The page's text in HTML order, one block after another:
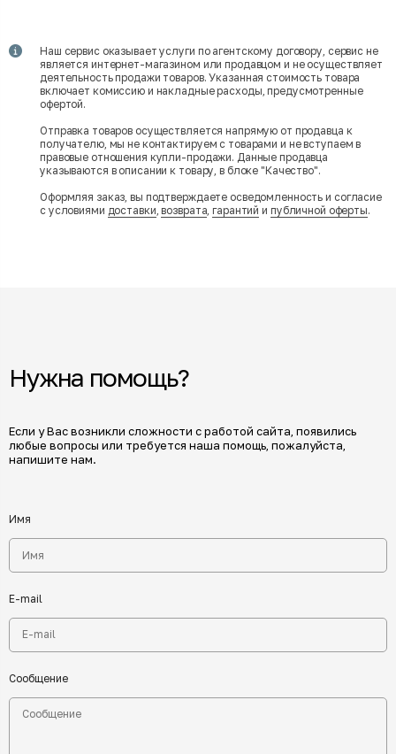
Наш сервис оказывает услуги по агентскому договору, сервис не
является интернет-магазином или продавцом и не осуществляет
деятельность продажи товаров. Указанная стоимость товара
включает комиссию и накладные расходы, предусмотренные
офертой.
Отправка товаров осуществляется напрямую от продавца к
получателю, мы не контактируем с товарами и не вступаем в
правовые отношения купли-продажи. Данные продавца
указываются в описании к товару, в блоке "Качество".
Оформляя заказ, вы подтверждаете осведомленность и согласие
с условиями доставки,возврата,гарантий и публичной оферты.
Нужна помощь?
Если у Вас возникли сложности с работой сайта, появились
любые вопросы или требуется наша помощь, пожалуйста,
напишите нам.
Имя
E-mail
Сообщение